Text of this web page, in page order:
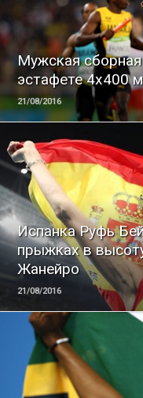
Мужская
эстафете 4х400
21/08/2016
Испанка Руфь
прыжках в
Жанейро
21/08/2016